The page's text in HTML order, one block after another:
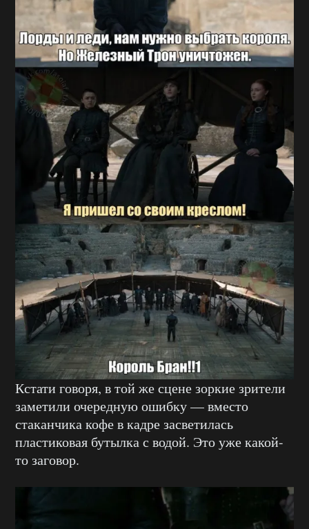
Кстати говоря, в той же сцене зоркие зрители
заметили очередную ошибку — вместо
стаканчика кофе в кадре засветилась
пластиковая бутылка с водой. Это уже какой-
то заговор.